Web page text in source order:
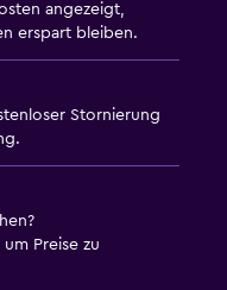
angezeigt,
erspart bleiben.
Stornierung
um Preise zu